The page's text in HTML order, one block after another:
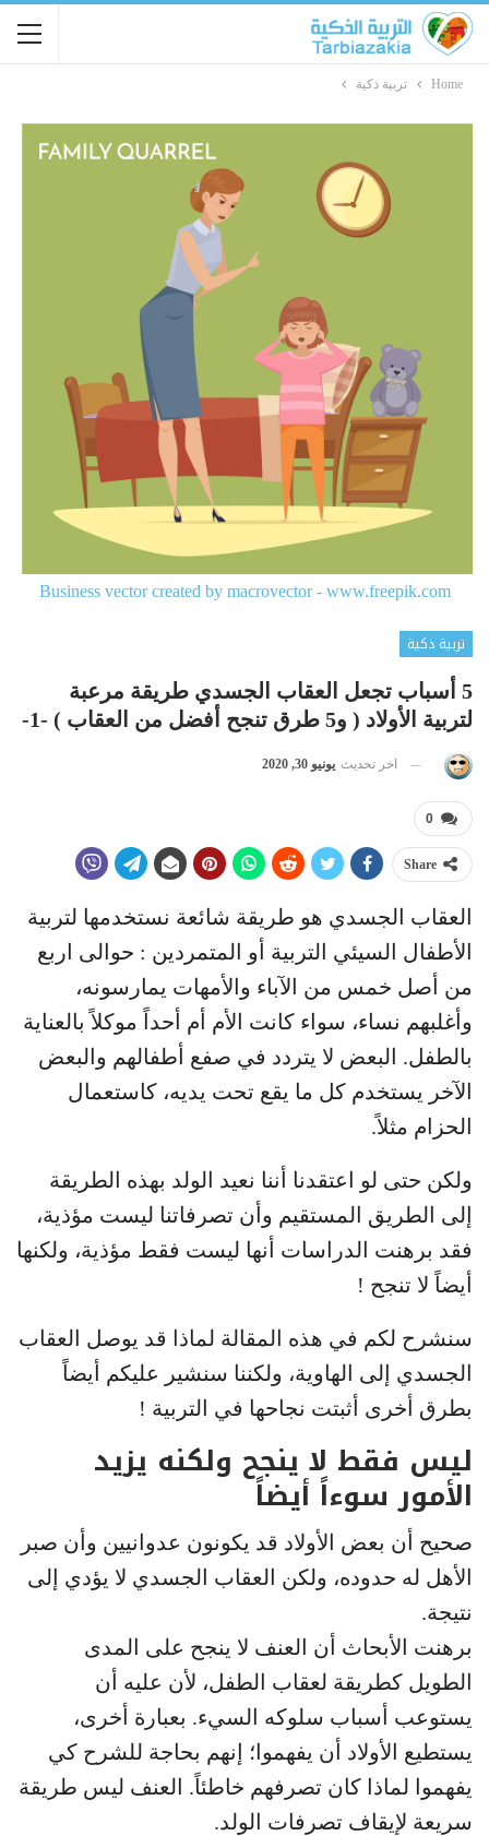
Home تربية ذكية
Business vector created by macrovector - www.freepik.com
تربية ذكية
5 أسباب تجعل العقاب الجسدي طريقة مرعبة
لتربية الأولاد ( و5 طرق تنجح أفضل من العقاب ) -1-
اخر تحديث يونيو 30, 2020
0
Share
العقاب الجسدي هو طريقة شائعة نستخدمها لتربية
الأطفال السيئي التربية أو المتمردين : حوالى اربع
من أصل خمس من الآباء والأمهات يمارسونه،
وأغلبهم نساء، سواء كانت الأم أم أحداً موكلاً بالعناية
بالطفل. البعض لا يتردد في صفع أطفالهم والبعض
الآخر يستخدم كل ما يقع تحت يديه، كاستعمال
الحزام مثلاً.
ولكن حتى لو اعتقدنا أننا نعيد الولد بهذه الطريقة
إلى الطريق المستقيم وأن تصرفاتنا ليست مؤذية،
فقد برهنت الدراسات أنها ليست فقط مؤذية، ولكنها
أيضاً لا تنجح !
سنشرح لكم في هذه المقالة لماذا قد يوصل العقاب
الجسدي إلى الهاوية، ولكننا سنشير عليكم أيضاً
بطرق أخرى أثبتت نجاحها في التربية !
ليس فقط لا ينجح ولكنه يزيد
الأمور سوءاً أيضاً
صحيح أن بعض الأولاد قد يكونون عدوانيين وأن صبر
الأهل له حدوده، ولكن العقاب الجسدي لا يؤدي إلى
نتيجة.
برهنت الأبحاث أن العنف لا ينجح على المدى
الطويل كطريقة لعقاب الطفل، لأن عليه أن
يستوعب أسباب سلوكه السيء. بعبارة أخرى،
يستطيع الأولاد أن يفهموا؛ إنهم بحاجة للشرح كي
يفهموا لماذا كان تصرفهم خاطئاً. العنف ليس طريقة
سريعة لإيقاف تصرفات الولد.